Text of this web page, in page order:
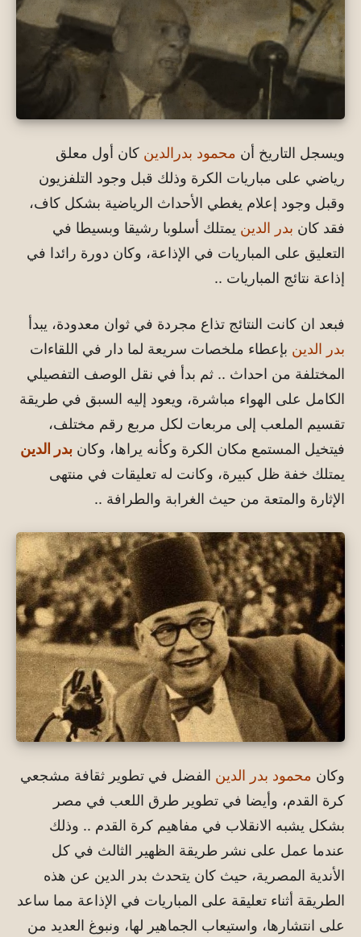
ويسجل التاريخ أن محمود بدرالدين كان أول معلق
رياضي على مباريات الكرة وذلك قبل وجود التلفزيون
وقبل وجود إعلام يغطي الأحداث الرياضية بشكل كاف،
فقد كان بدر الدين يمتلك أسلوبا رشيقا وبسيطا في
التعليق على المباريات في الإذاعة، وكان دورة رائدا في
إذاعة نتائج المباريات ..
فبعد ان كانت النتائج تذاع مجردة في ثوان معدودة، يبدأ
بدر الدين بإعطاء ملخصات سريعة لما دار في اللقاءات
المختلفة من احداث .. ثم بدأ في نقل الوصف التفصيلي
الكامل على الهواء مباشرة، ويعود إليه السبق في طريقة
تقسيم الملعب إلى مربعات لكل مربع رقم مختلف،
فيتخيل المستمع مكان الكرة وكأنه يراها، وكان بدر الدين
يمتلك خفة ظل كبيرة، وكانت له تعليقات في منتهى
الإثارة والمتعة من حيث الغرابة والطرافة ..
وكان محمود بدر الدين الفضل في تطوير ثقافة مشجعي
كرة القدم، وأيضا في تطوير طرق اللعب في مصر
بشكل يشبه الانقلاب في مفاهيم كرة القدم .. وذلك
عندما عمل على نشر طريقة الظهير الثالث في كل
الأندية المصرية، حيث كان يتحدث بدر الدين عن هذه
الطريقة أثناء تعليقة على المباريات في الإذاعة مما ساعد
على انتشارها، واستيعاب الجماهير لها، ونبوغ العديد من